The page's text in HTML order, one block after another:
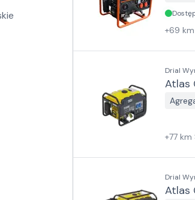
+69 km
Drial
Atlas
+77 km
Drial
Atlas